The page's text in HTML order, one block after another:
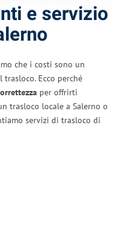
e servizio
che i costi sono un
Ecco perché
per offrirti
trasloco locale a Salerno o
servizi di trasloco di